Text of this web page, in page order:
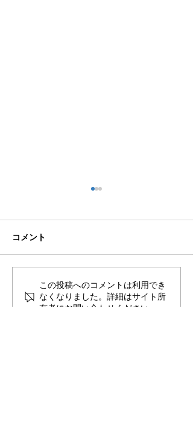
🌊ハガネの肉体を持つ職
員、岩瀬道へ！
コメント
この投稿へのコメントは利用でき
なくなりました。詳細はサイト所
有者にお問い合わせください。